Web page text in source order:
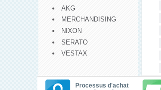
AKG
MERCHANDISING
NIXON
SERATO
VESTAX
Processus d'achat